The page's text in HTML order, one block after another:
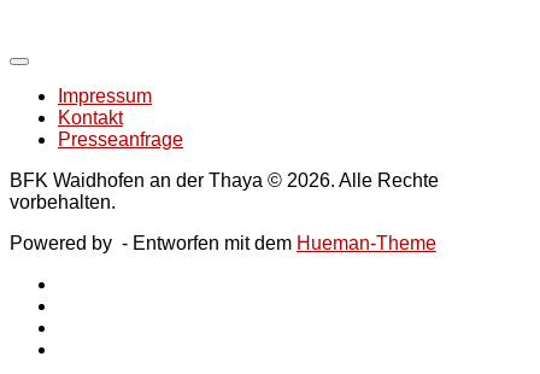
Impressum
Kontakt
Presseanfrage
BFK Waidhofen an der Thaya © 2026. Alle Rechte
vorbehalten.
Powered by - Entworfen mit dem Hueman-Theme